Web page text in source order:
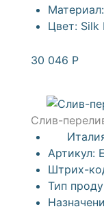
Материал:
Цвет: Silk
30 046 Р
Слив-
Артикул:
Штрих-
Тип